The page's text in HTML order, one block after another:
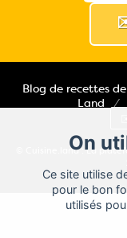
On
Ce site utilise
pour le bon
utilisés
Blog de recettes
Land
⁄
© Cuisine.land : La